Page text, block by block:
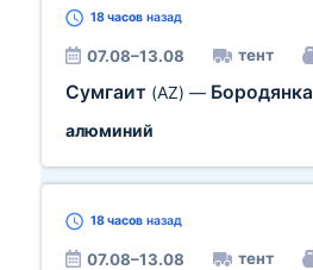
18 часов назад
07.08–13.08 тент
Сумгаит (AZ) — Бородянка
алюминий
18 часов назад
07.08–13.08 тент